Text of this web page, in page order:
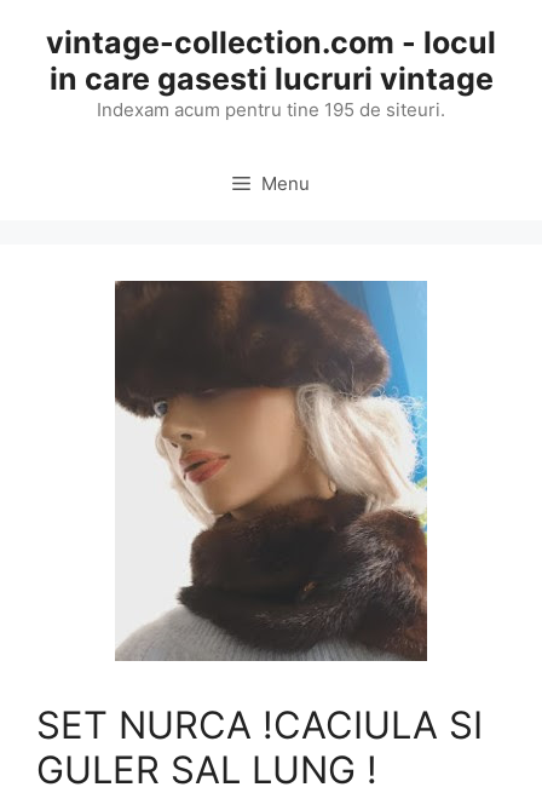
content
vintage-collection.com - locul
in care gasesti lucruri vintage
Indexam acum pentru tine 195 de siteuri.
Menu
SET NURCA !CACIULA SI
GULER SAL LUNG !